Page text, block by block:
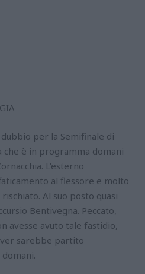
per la Semifinale di
è in programma domani
L'esterno
al flessore e molto
Al suo posto quasi
Bentivegna. Peccato,
avesse avuto tale fastidio,
sarebbe partito